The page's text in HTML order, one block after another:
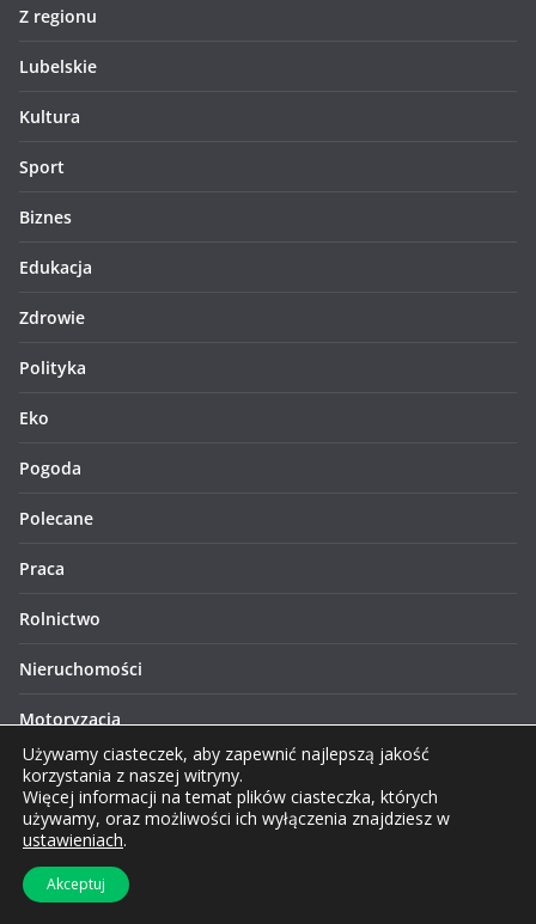
Z regionu
Lubelskie
Kultura
Sport
Biznes
Edukacja
Zdrowie
Polityka
Eko
Pogoda
Polecane
Praca
Rolnictwo
Nieruchomości
Motoryzacja
Historia
Lifestyle
Finanse
Używamy ciasteczek, aby zapewnić najlepszą jakość
korzystania z naszej witryny.
Więcej informacji na temat plików ciasteczka, których
używamy, oraz możliwości ich wyłączenia znajdziesz w
ustawieniach.
Akceptuj